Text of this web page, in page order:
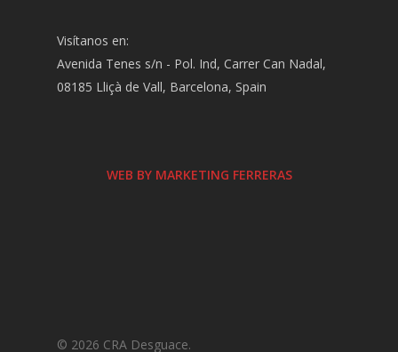
Visítanos en:
Avenida Tenes s/n - Pol. Ind, Carrer Can Nadal,
08185 Lliçà de Vall, Barcelona, Spain
WEB BY MARKETING FERRERAS
© 2026 CRA Desguace.